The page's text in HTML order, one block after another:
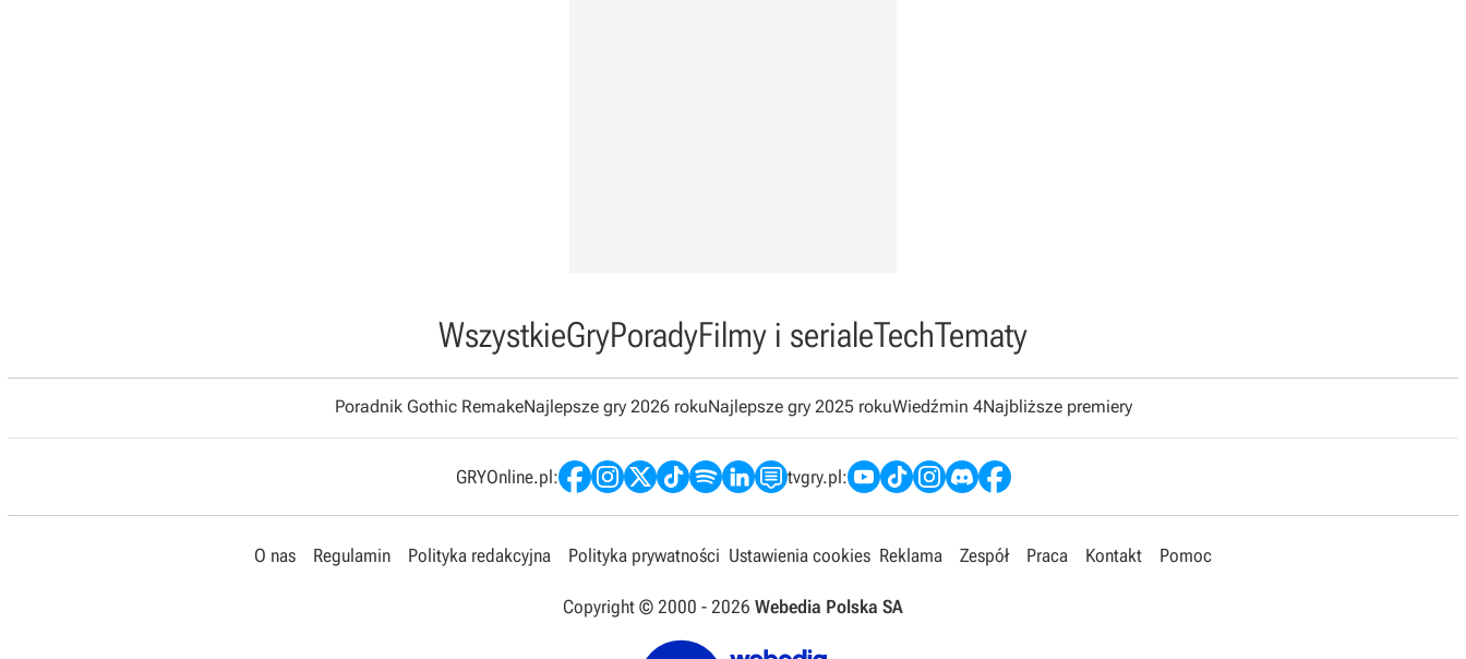
WszystkieGryPoradyFilmy i serialeTechTematy
Poradnik Gothic RemakeNajlepsze gry 2026 rokuNajlepsze gry 2025 rokuWiedźmin 4Najbliższe premiery
GRYOnline.pl: tvgry.pl:
O nas Regulamin Polityka redakcyjna Polityka prywatności Ustawienia cookies Reklama Zespół Praca Kontakt Pomoc
Copyright © 2000 - 2026 Webedia Polska SA